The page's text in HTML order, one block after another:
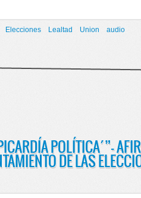
Elecciones Lealtad Union
audio
POLÍTICA´”-
DE LAS